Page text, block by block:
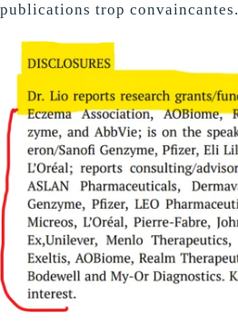
publications trop convaincantes.